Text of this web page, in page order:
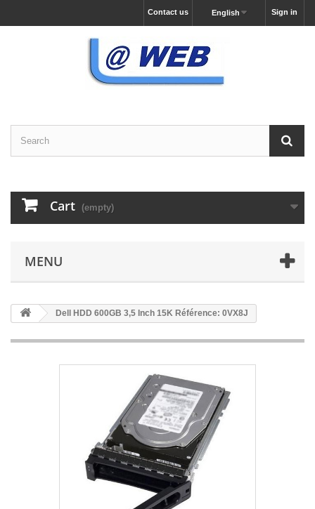
Sign in
English
Contact us
Cart (empty)
MENU
Dell HDD 600GB 3,5 Inch 15K Référence: 0VX8J